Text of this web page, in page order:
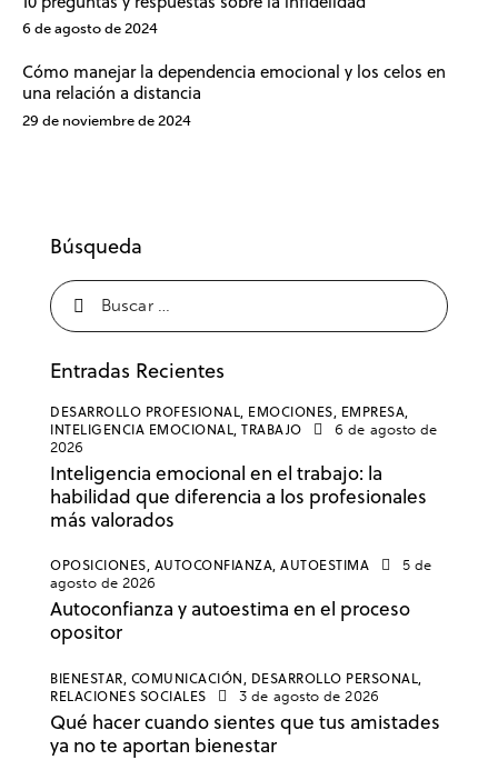
6 de agosto de 2024
Cómo manejar la dependencia emocional y los celos en
una relación a distancia
29 de noviembre de 2024
Búsqueda
Entradas Recientes
DESARROLLO PROFESIONAL, EMOCIONES, EMPRESA,
INTELIGENCIA EMOCIONAL, TRABAJO
6 de agosto de
2026
Inteligencia emocional en el trabajo: la
habilidad que diferencia a los profesionales
más valorados
OPOSICIONES, AUTOCONFIANZA, AUTOESTIMA
5 de
agosto de 2026
Autoconfianza y autoestima en el proceso
opositor
BIENESTAR, COMUNICACIÓN, DESARROLLO PERSONAL,
RELACIONES SOCIALES
3 de agosto de 2026
Qué hacer cuando sientes que tus amistades
ya no te aportan bienestar